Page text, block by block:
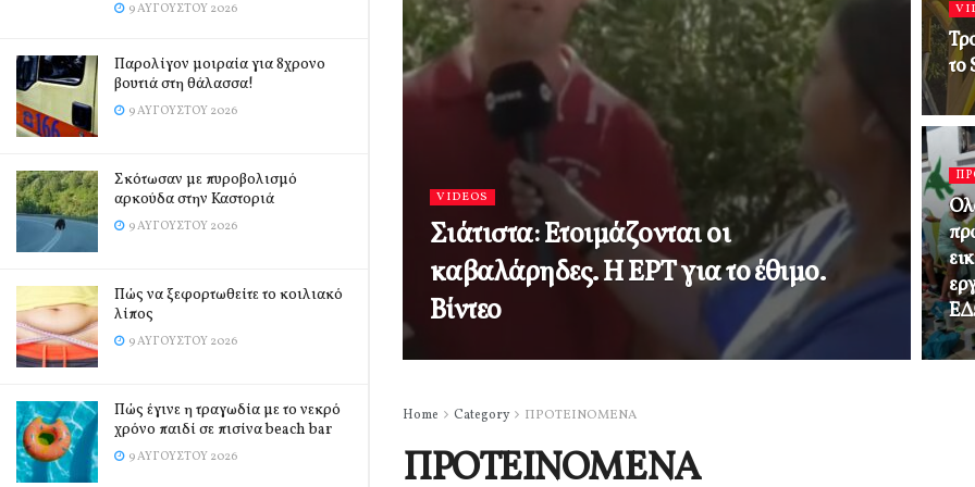
9 ΑΥΓΟΎΣΤΟΥ 2026
Παρολίγον μοιραία για 8χρονο
βουτιά στη θάλασσα!
9 ΑΥΓΟΎΣΤΟΥ 2026
Σκότωσαν με πυροβολισμό
αρκούδα στην Καστοριά
9 ΑΥΓΟΎΣΤΟΥ 2026
Πώς να ξεφορτωθείτε το κοιλιακό
λίπος
9 ΑΥΓΟΎΣΤΟΥ 2026
Πώς έγινε η τραγωδία με το νεκρό
χρόνο παιδί σε πισίνα beach bar
9 ΑΥΓΟΎΣΤΟΥ 2026
VIDEOS
Σιάτιστα: Ετοιμάζονται οι
καβαλάρηδες. Η ΕΡΤ για το έθιμο.
Βίντεο
το
Home Category ΠΡΟΤΕΙΝΟΜΕΝΑ
ΠΡΟΤΕΙΝΟΜΕΝΑ